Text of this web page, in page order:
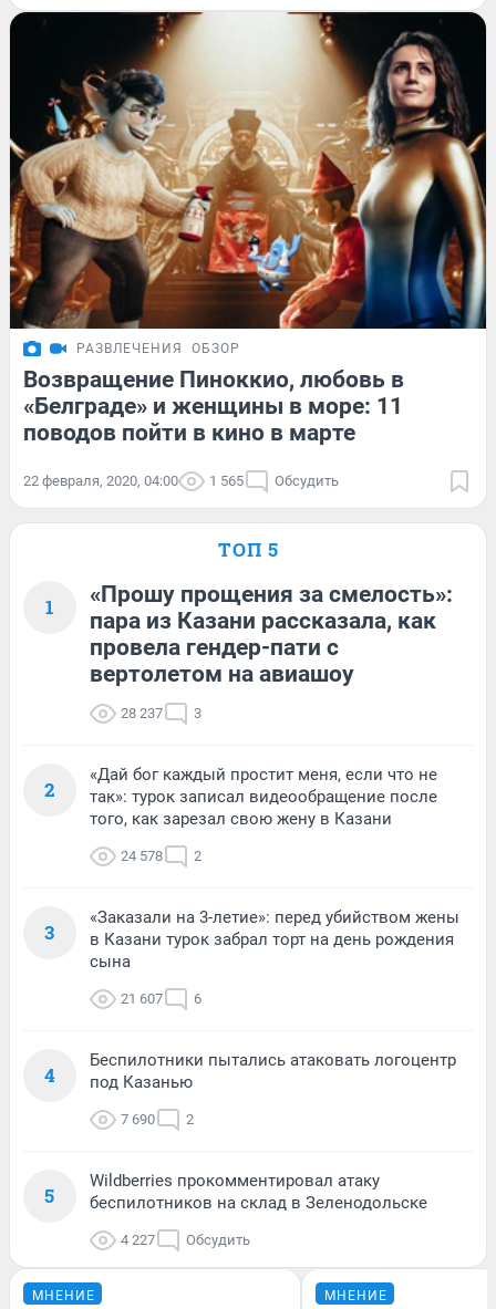
РАЗВЛЕЧЕНИЯ ОБЗОР
Возвращение Пиноккио, любовь в
«Белграде» и женщины в море: 11
поводов пойти в кино в марте
22 февраля, 2020, 04:00 1 565 Обсудить
ТОП 5
1
«Прошу прощения за смелость»:
пара из Казани рассказала, как
провела гендер-пати с
вертолетом на авиашоу
28 237 3
2
«Дай бог каждый простит меня, если что не
так»: турок записал видеообращение после
того, как зарезал свою жену в Казани
24 578 2
3
«Заказали на 3-летие»: перед убийством жены
в Казани турок забрал торт на день рождения
сына
21 607 6
4
Беспилотники пытались атаковать логоцентр
под Казанью
7 690 2
5
Wildberries прокомментировал атаку
беспилотников на склад в Зеленодольске
4 227 Обсудить
МНЕНИЕ МНЕНИЕ